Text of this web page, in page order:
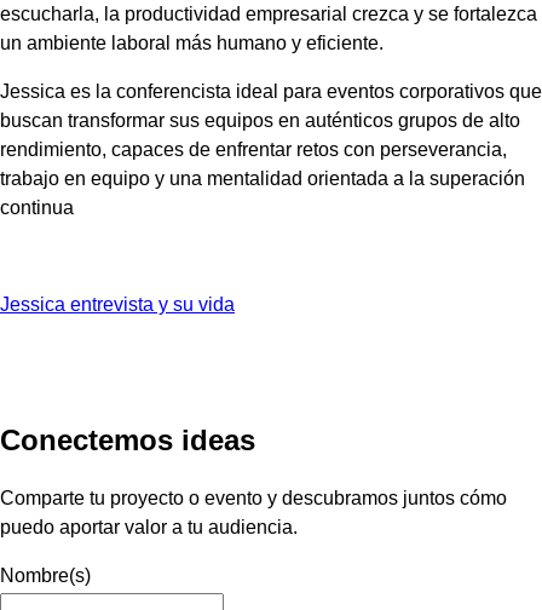
escucharla, la productividad empresarial crezca y se fortalezca
un ambiente laboral más humano y eficiente.
Jessica es la conferencista ideal para eventos corporativos que
buscan transformar sus equipos en auténticos grupos de alto
rendimiento, capaces de enfrentar retos con perseverancia,
trabajo en equipo y una mentalidad orientada a la superación
continua
Jessica entrevista y su vida
Conectemos ideas
Comparte tu proyecto o evento y descubramos juntos cómo
puedo aportar valor a tu audiencia.
Nombre(s)